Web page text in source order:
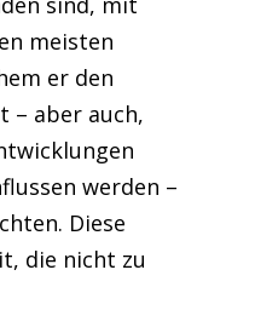
meisten
er den
– aber auch,
werden –
Diese
die nicht zu